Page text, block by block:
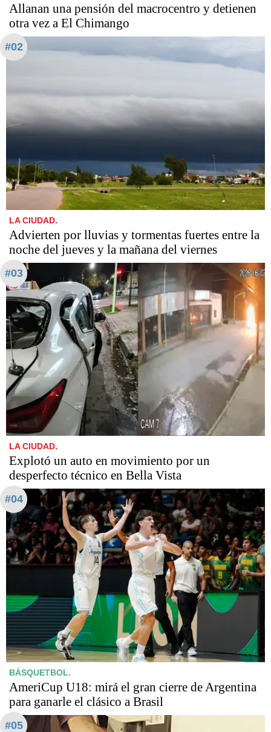
Allanan una pensión del macrocentro y detienen
otra vez a El Chimango
#02
LA CIUDAD.
Advierten por lluvias y tormentas fuertes entre la
noche del jueves y la mañana del viernes
#03
LA CIUDAD.
Explotó un auto en movimiento por un
desperfecto técnico en Bella Vista
#04
BÁSQUETBOL.
AmeriCup U18: mirá el gran cierre de Argentina
para ganarle el clásico a Brasil
#05